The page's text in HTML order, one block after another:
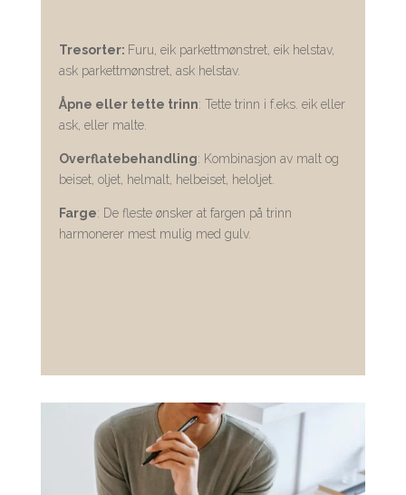
Tresorter: Furu, eik parkettmønstret, eik helstav,
ask parkettmønstret, ask helstav.
Åpne eller tette trinn: Tette trinn i f.eks. eik eller
ask, eller malte.
Overflatebehandling: Kombinasjon av malt og
beiset, oljet, helmalt, helbeiset, heloljet.
Farge: De fleste ønsker at fargen på trinn
harmonerer mest mulig med gulv.